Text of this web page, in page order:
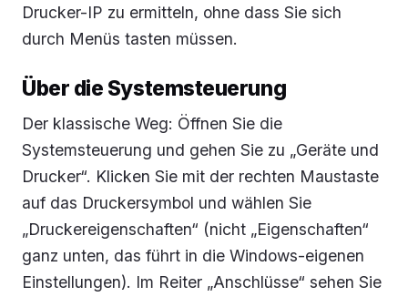
Drucker-IP zu ermitteln, ohne dass Sie sich
durch Menüs tasten müssen.
Über die Systemsteuerung
Der klassische Weg: Öffnen Sie die
Systemsteuerung und gehen Sie zu „Geräte und
Drucker“. Klicken Sie mit der rechten Maustaste
auf das Druckersymbol und wählen Sie
„Druckereigenschaften“ (nicht „Eigenschaften“
ganz unten, das führt in die Windows-eigenen
Einstellungen). Im Reiter „Anschlüsse“ sehen Sie